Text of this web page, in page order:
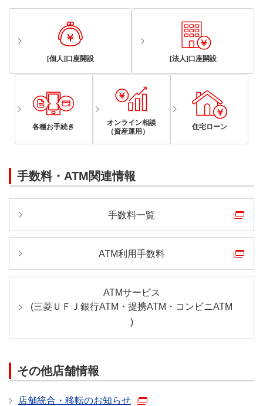
[個人]口座開設 [法人]口座開設
各種お手続き
オンライン相談
（資産運用）
住宅ローン
手数料・ATM関連情報
手数料一覧
ATM利用手数料
ATMサービス
(三菱ＵＦＪ銀行ATM・ 提携ATM・ コンビニATM
)
その他店舗情報
店舗統合・移転のお知らせ